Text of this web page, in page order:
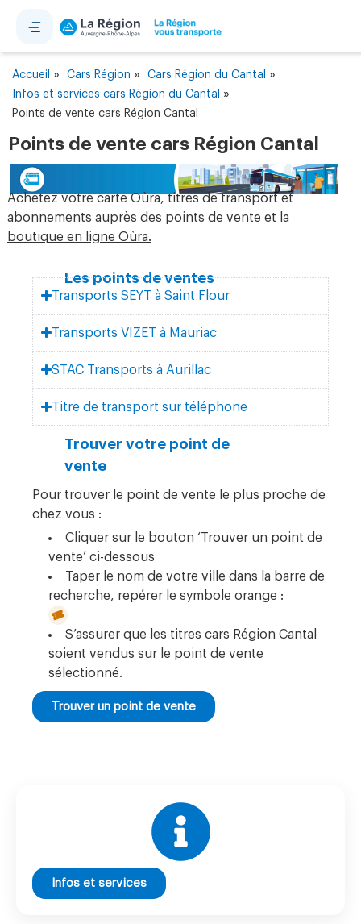
Accueil » Cars Région » Cars Région du Cantal »
Infos et services cars Région du Cantal »
Points de vente cars Région Cantal
Points de vente cars Région Cantal
Achetez votre carte Oùra, titres de transport et
abonnements auprès des points de vente et la
boutique en ligne Oùra.
Les points de ventes
Transports SEYT à Saint Flour
Transports VIZET à Mauriac
STAC Transports à Aurillac
Titre de transport sur téléphone
Trouver votre point de
vente
Pour trouver le point de vente le plus proche de
chez vous :
Cliquer sur le bouton ‘Trouver un point de
vente’ ci-dessous
Taper le nom de votre ville dans la barre de
recherche, repérer le symbole orange :
S’assurer que les titres cars Région Cantal
soient vendus sur le point de vente
sélectionné.
Trouver un point de vente
Infos et services